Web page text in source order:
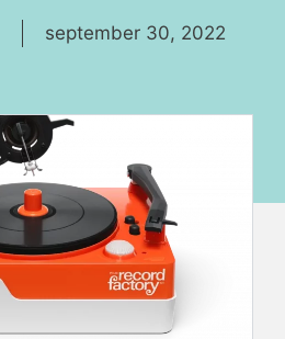
september 30, 2022